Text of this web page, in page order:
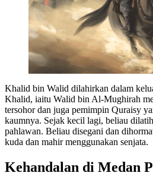
Khalid bin Walid dilahirkan dalam
Khalid, iaitu Walid bin Al-Mughirah
tersohor dan juga pemimpin Quraisy
kaumnya. Sejak kecil lagi, beliau
pahlawan. Beliau disegani dan
kuda dan mahir menggunakan senjata.
Kehandalan di Medan